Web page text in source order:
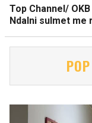
Top Channel/
Ndalni sulmet me